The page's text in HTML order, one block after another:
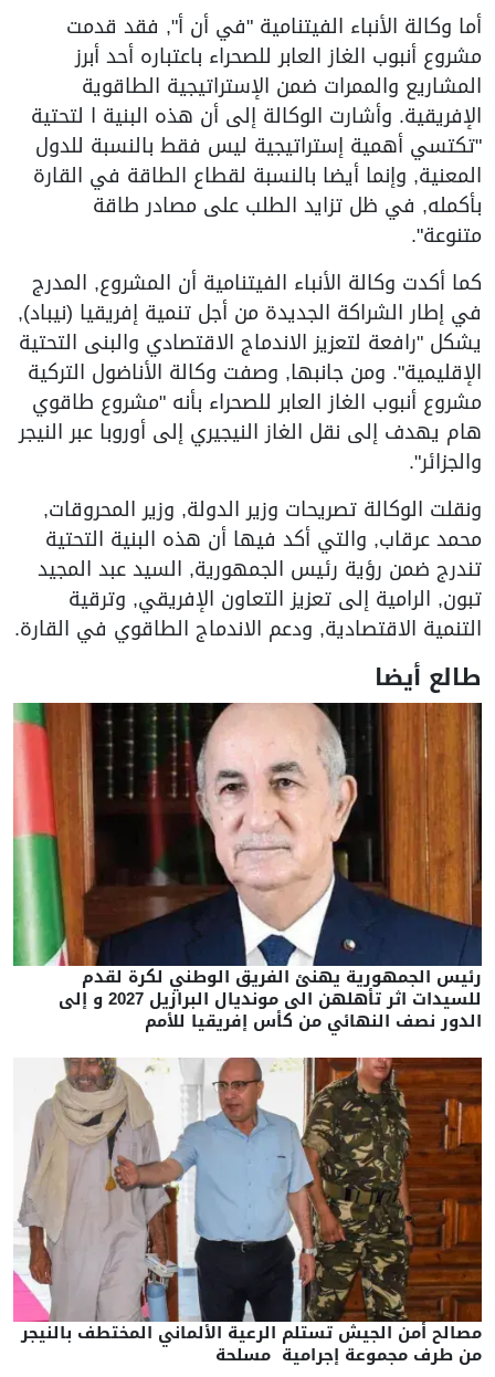
أما وكالة الأنباء الفيتنامية "في أن أ", فقد قدمت
مشروع أنبوب الغاز العابر للصحراء باعتباره أحد أبرز
المشاريع والممرات ضمن الإستراتيجية الطاقوية
الإفريقية. وأشارت الوكالة إلى أن هذه البنية ا لتحتية
"تكتسي أهمية إستراتيجية ليس فقط بالنسبة للدول
المعنية, وإنما أيضا بالنسبة لقطاع الطاقة في القارة
بأكمله, في ظل تزايد الطلب على مصادر طاقة
متنوعة".
كما أكدت وكالة الأنباء الفيتنامية أن المشروع, المدرج
في إطار الشراكة الجديدة من أجل تنمية إفريقيا (نيباد),
يشكل "رافعة لتعزيز الاندماج الاقتصادي والبنى التحتية
الإقليمية". ومن جانبها, وصفت وكالة الأناضول التركية
مشروع أنبوب الغاز العابر للصحراء بأنه "مشروع طاقوي
هام يهدف إلى نقل الغاز النيجيري إلى أوروبا عبر النيجر
والجزائر".
ونقلت الوكالة تصريحات وزير الدولة, وزير المحروقات,
محمد عرقاب, والتي أكد فيها أن هذه البنية التحتية
تندرج ضمن رؤية رئيس الجمهورية, السيد عبد المجيد
تبون, الرامية إلى تعزيز التعاون الإفريقي, وترقية
التنمية الاقتصادية, ودعم الاندماج الطاقوي في القارة.
طالع أيضا
رئيس الجمهورية يهنئ الفريق الوطني لكرة لقدم
للسيدات اثر تأهلهن الى مونديال البرازيل 2027 و إلى
الدور نصف النهائي من كأس إفريقيا للأمم
مصالح أمن الجيش تستلم الرعية الألماني المختطف بالنيجر
من طرف مجموعة إجرامية مسلحة